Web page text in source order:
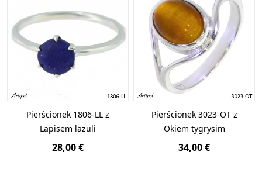
Pierścionek 1806-LL z
Lapisem lazuli
28,00 €
Pierścionek 3023-OT z
Okiem tygrysim
34,00 €